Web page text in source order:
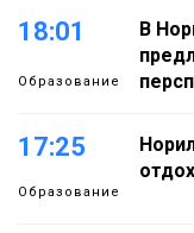
18:01
Образование
В
17:25
Образование